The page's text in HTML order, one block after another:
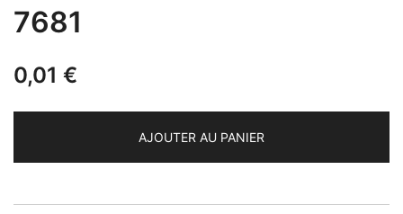
7681
0,01 €
AJOUTER AU PANIER